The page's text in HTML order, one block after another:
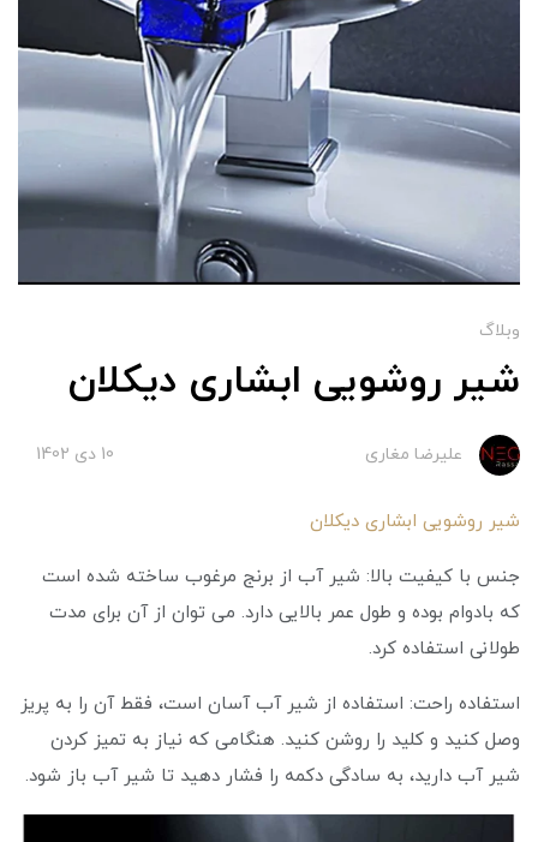
وبلاگ
شیر روشویی ابشاری دیکلان
علیرضا مغاری 10 دی 1402
شیر روشویی ابشاری دیکلان
جنس با کیفیت بالا: شیر آب از برنج مرغوب ساخته شده است
که بادوام بوده و طول عمر بالایی دارد. می توان از آن برای مدت
طولانی استفاده کرد.
استفاده راحت: استفاده از شیر آب آسان است، فقط آن را به پریز
وصل کنید و کلید را روشن کنید. هنگامی که نیاز به تمیز کردن
شیر آب دارید، به سادگی دکمه را فشار دهید تا شیر آب باز شود.